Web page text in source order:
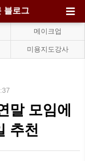
블로그
메이크업
미용지도강사
말 모임에
추천